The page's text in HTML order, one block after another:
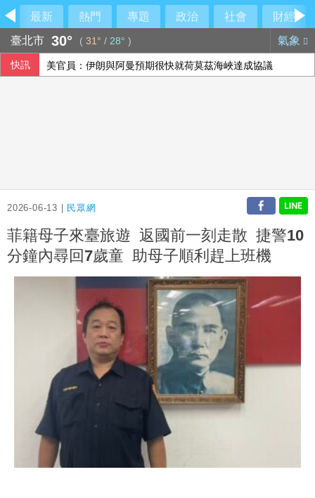
最新 熱門 專題 政治 社會
財經
臺北市 30° ( 31° / 28° ) 氣象
快訊 美官員：伊朗與阿曼預期很快就荷莫茲海峽達成協議
2026-06-13 | 民眾網
菲籍母子來臺旅遊 返國前一刻走散 捷警10
分鐘內尋回7歲童 助母子順利趕上班機